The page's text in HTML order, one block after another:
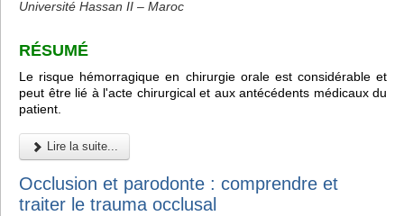
Université Hassan II – Maroc
RÉSUMÉ
Le risque hémorragique en chirurgie orale est considérable et
peut être lié à l'acte chirurgical et aux antécédents médicaux du
patient.
Lire la suite...
Occlusion et parodonte : comprendre et
traiter le trauma occlusal